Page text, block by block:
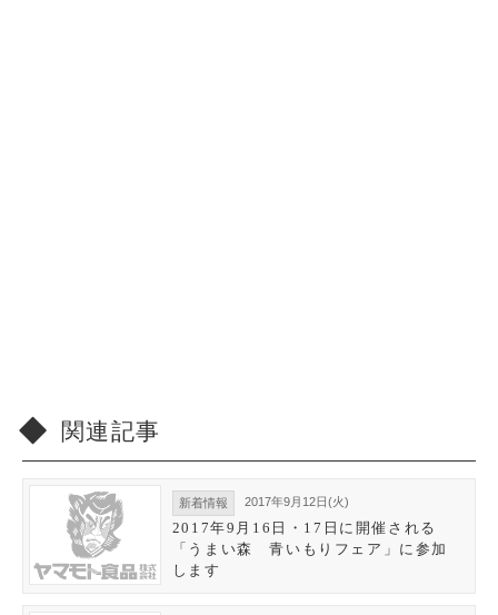
関連記事
新着情報 2017年9月12日(火)
2017年9月16日・17日に開催される
「うまい森 青いもりフェア」に参加
します